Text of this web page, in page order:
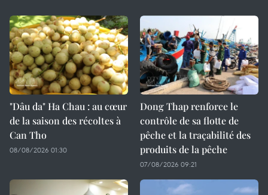
"Dâu da" Ha Chau : au cœur
de la saison des récoltes à
Can Tho
08/08/2026 01:30
Dong Thap renforce le
contrôle de sa flotte de
pêche et la traçabilité des
produits de la pêche
07/08/2026 09:21